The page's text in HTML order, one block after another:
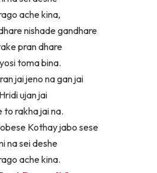
ache kina,
nishade gandhare
pran dhare
toma bina.
jai jeno na gan jai
Hridi ujan jai
to rakha jai na.
Kothay jabo sese
na sei deshe
ache kina.